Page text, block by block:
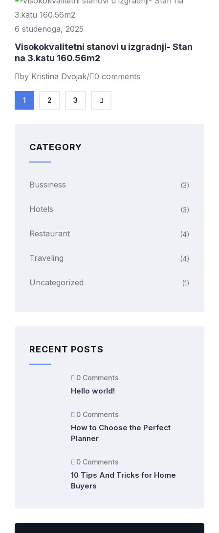
6 studenoga, 2025
Visokokvalitetni stanovi u izgradnji- Stan
na 3.katu 160.56m2
by Kristina Dvojak/ 0 comments
1 2 3
CATEGORY
Bussiness (3)
Hotels (3)
Restaurant (4)
Traveling (4)
Uncategorized (1)
RECENT POSTS
0 Comments
Hello world!
0 Comments
How to Choose the Perfect
Planner
0 Comments
10 Tips And Tricks for Home
Buyers